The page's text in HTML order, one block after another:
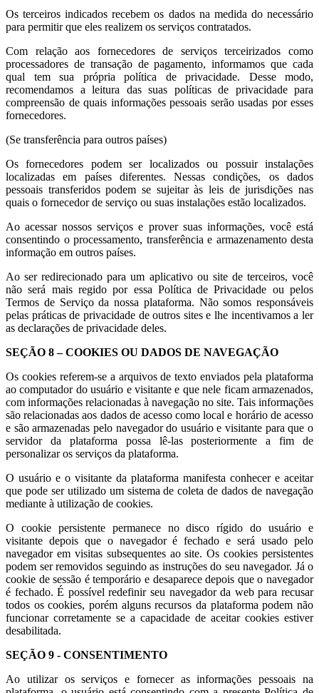
Os terceiros indicados recebem os dados na medida do necessário
para permitir que eles realizem os serviços contratados.
Com relação aos fornecedores de serviços terceirizados como
processadores de transação de pagamento, informamos que cada
qual tem sua própria política de privacidade. Desse modo,
recomendamos a leitura das suas políticas de privacidade para
compreensão de quais informações pessoais serão usadas por esses
fornecedores.
(Se transferência para outros países)
Os fornecedores podem ser localizados ou possuir instalações
localizadas em países diferentes. Nessas condições, os dados
pessoais transferidos podem se sujeitar às leis de jurisdições nas
quais o fornecedor de serviço ou suas instalações estão localizados.
Ao acessar nossos serviços e prover suas informações, você está
consentindo o processamento, transferência e armazenamento desta
informação em outros países.
Ao ser redirecionado para um aplicativo ou site de terceiros, você
não será mais regido por essa Política de Privacidade ou pelos
Termos de Serviço da nossa plataforma. Não somos responsáveis
pelas práticas de privacidade de outros sites e lhe incentivamos a ler
as declarações de privacidade deles.
SEÇÃO 8 – COOKIES OU DADOS DE NAVEGAÇÃO
Os cookies referem-se a arquivos de texto enviados pela plataforma
ao computador do usuário e visitante e que nele ficam armazenados,
com informações relacionadas à navegação no site. Tais informações
são relacionadas aos dados de acesso como local e horário de acesso
e são armazenadas pelo navegador do usuário e visitante para que o
servidor da plataforma possa lê-las posteriormente a fim de
personalizar os serviços da plataforma.
O usuário e o visitante da plataforma manifesta conhecer e aceitar
que pode ser utilizado um sistema de coleta de dados de navegação
mediante à utilização de cookies.
O cookie persistente permanece no disco rígido do usuário e
visitante depois que o navegador é fechado e será usado pelo
navegador em visitas subsequentes ao site. Os cookies persistentes
podem ser removidos seguindo as instruções do seu navegador. Já o
cookie de sessão é temporário e desaparece depois que o navegador
é fechado. É possível redefinir seu navegador da web para recusar
todos os cookies, porém alguns recursos da plataforma podem não
funcionar corretamente se a capacidade de aceitar cookies estiver
desabilitada.
SEÇÃO 9 - CONSENTIMENTO
Ao utilizar os serviços e fornecer as informações pessoais na